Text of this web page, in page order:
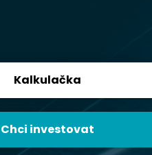
Kalkulačka
Chci investovat